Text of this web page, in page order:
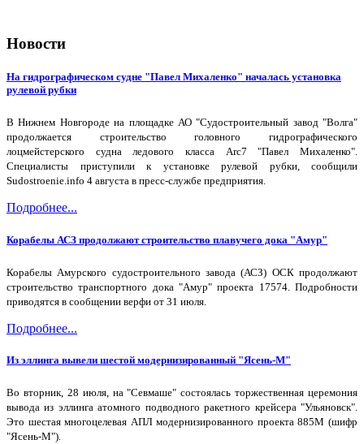
Новости
На гидрографическом судне "Павел Михаленко" началась установка
рулевой рубки
В Нижнем Новгороде на площадке АО "Судостроительный завод "Волга"
продолжается строительство головного гидрографического
лоцмейстерского судна ледового класса Arc7 "Павел Михаленко".
Специалисты приступили к установке рулевой рубки, сообщили
Sudostroenie.info 4 августа в пресс-службе предприятия.
Подробнее...
Корабелы АСЗ продолжают строительство плавучего дока "Амур"
Корабелы Амурского судостроительного завода (АСЗ) ОСК продолжают
строительство транспортного дока "Амур" проекта 17574. Подробности
приводятся в сообщении верфи от 31 июля.
Подробнее...
Из эллинга вывели шестой модернизированный "Ясень-М"
Во вторник, 28 июля, на "Севмаше" состоялась торжественная церемония
вывода из эллинга атомного подводного ракетного крейсера "Ульяновск".
Это шестая многоцелевая АПЛ модернизированного проекта 885М (шифр
"Ясень-М").